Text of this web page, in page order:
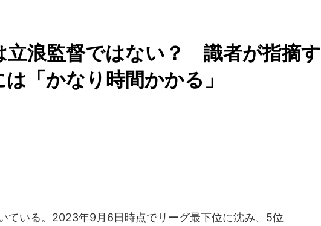
立浪監督ではない？ 識者が指摘す
「かなり時間かかる」
ている。2023年9月6日時点でリーグ最下位に沈み、5位